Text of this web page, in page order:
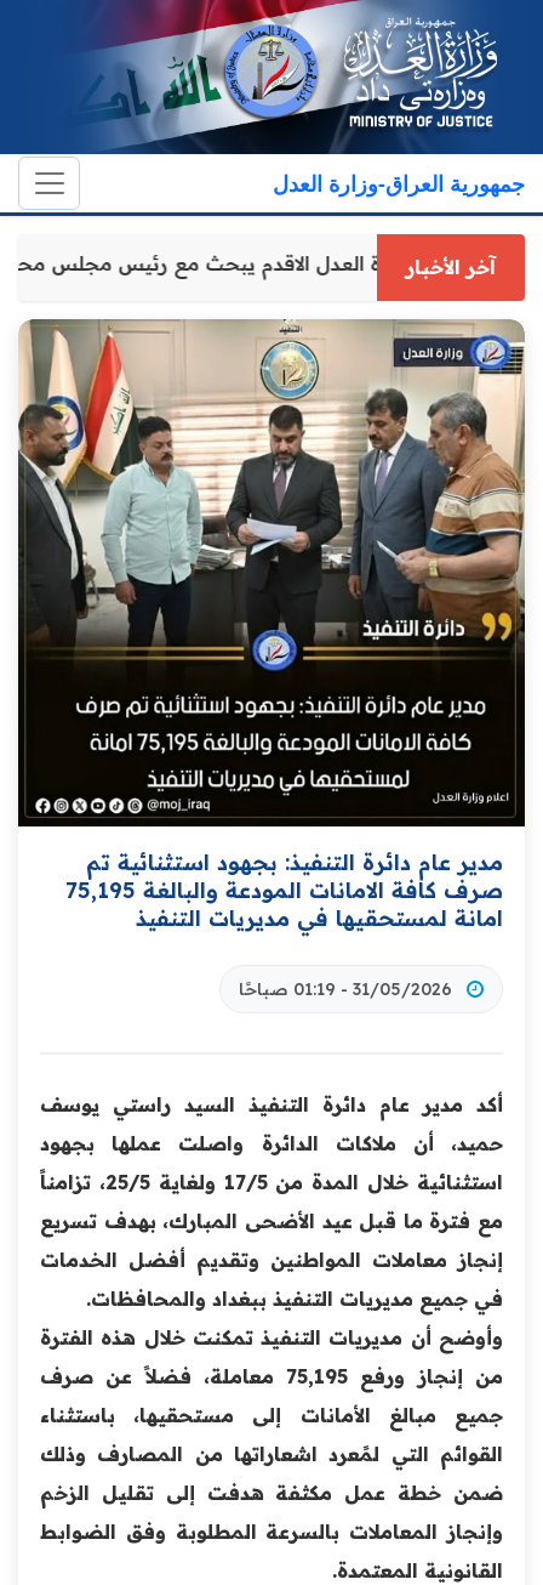
جمهورية العراق-وزارة العدل
آخر الأخباروكيل وزارة العدل الاقدم يبحث مع رئيس مجلس
مدير عام دائرة التنفيذ: بجهود استثنائية تم
صرف كافة الامانات المودعة والبالغة 75,195
امانة لمستحقيها في مديريات التنفيذ
31/05/2026 - 01:19 صباحًا
أكد مدير عام دائرة التنفيذ السيد راستي يوسف
حميد، أن ملاكات الدائرة واصلت عملها بجهود
استثنائية خلال المدة من 17/5 ولغاية 25/5، تزامناً
مع فترة ما قبل عيد الأضحى المبارك، بهدف تسريع
إنجاز معاملات المواطنين وتقديم أفضل الخدمات
في جميع مديريات التنفيذ ببغداد والمحافظات.
وأوضح أن مديريات التنفيذ تمكنت خلال هذه الفترة
من إنجاز ورفع 75,195 معاملة، فضلاً عن صرف
جميع مبالغ الأمانات إلى مستحقيها، باستثناء
القوائم التي لمًعرد اشعاراتها من المصارف وذلك
ضمن خطة عمل مكثفة هدفت إلى تقليل الزخم
وإنجاز المعاملات بالسرعة المطلوبة وفق الضوابط
القانونية المعتمدة.